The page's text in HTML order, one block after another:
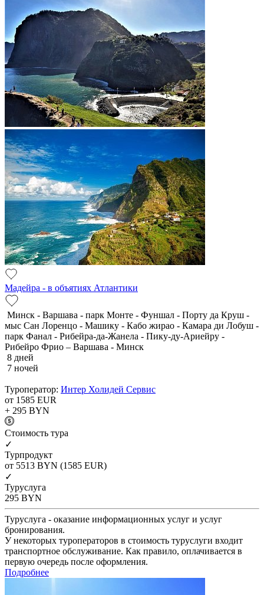
Мадейра - в объятиях Атлантики
Минск - Варшава - парк Монте - Фуншал - Порту да Круш -
мыс Сан Лоренцо - Машику - Кабо жирао - Камара ди Лобуш -
парк Фанал - Рибейра-да-Жанела - Пику-ду-Ариейру -
Рибейро Фрио – Варшава - Минск
8 дней
7 ночей
Туроператор: Интер Холидей Сервис
от 1585 EUR
+ 295 BYN
Cтоимость тура
✓
Турпродукт
от 5513 BYN (1585 EUR)
✓
Туруслуга
295 BYN
Туруслуга - оказание информационных услуг и услуг
бронирования.
У некоторых туроператоров в стоимость туруслуги входит
транспортное обслуживание. Как правило, оплачивается в
первую очередь после оформления.
Подробнее